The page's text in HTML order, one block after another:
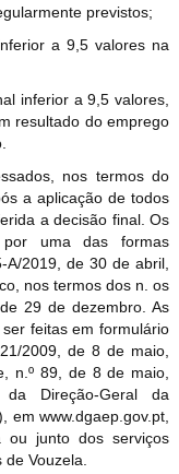
previstos;
a 9,5 valores na
inferior a 9,5 valores,
resultado do emprego
nos termos do
a aplicação de todos
a decisão final. Os
por uma das formas
A/2019, de 30 de abril,
nos termos dos n. os
29 de dezembro. As
feitas em formulário
2009, de 8 de maio,
n.º 89, de 8 de maio,
da Direção-Geral da
em www.dgaep.gov.pt,
ou junto dos serviços
Vouzela.